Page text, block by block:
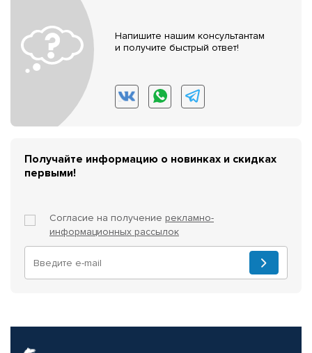
Напишите нашим консультантам
и получите быстрый ответ!
Получайте информацию о новинках и скидках
первыми!
Согласие на получение рекламно-
информационных рассылок